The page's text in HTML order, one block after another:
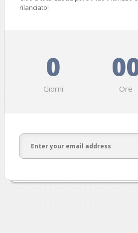
rilanciato!
0
Giorni Ore